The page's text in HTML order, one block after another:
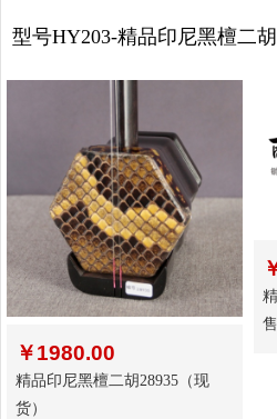
型号HY203-精品印尼黑檀二
￥1980.00
精品印尼黑檀二胡28935（现
货）
售